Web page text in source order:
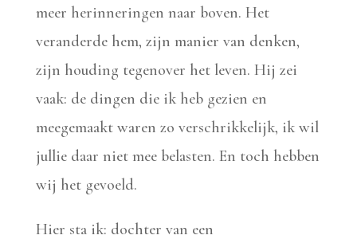
meer herinneringen naar boven. Het
veranderde hem, zijn manier van denken,
zijn houding tegenover het leven. Hij zei
vaak: de dingen die ik heb gezien en
meegemaakt waren zo verschrikkelijk, ik wil
jullie daar niet mee belasten. En toch hebben
wij het gevoeld.
Hier sta ik: dochter van een